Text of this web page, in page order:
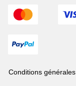
Conditions générales